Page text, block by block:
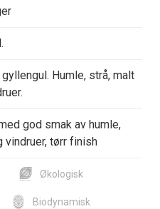
Humle, strå, malt
god smak av humle,
vindruer, tørr finish
Økologisk
Biodynamisk